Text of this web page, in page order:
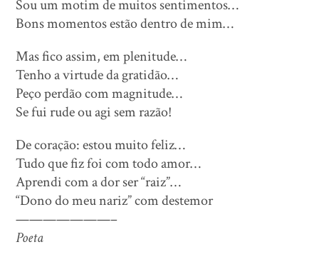
Sou um motim de muitos sentimentos…
Bons momentos estão dentro de mim…
Mas fico assim, em plenitude…
Tenho a virtude da gratidão…
Peço perdão com magnitude…
Se fui rude ou agi sem razão!
De coração: estou muito feliz…
Tudo que fiz foi com todo amor…
Aprendi com a dor ser “raiz”…
“Dono do meu nariz” com destemor
———————–
Poeta